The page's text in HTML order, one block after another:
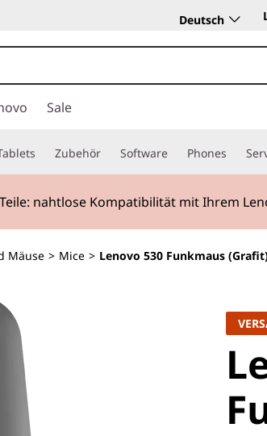
Deutsch
Sale
Zubehör Software Phones
nahtlose Kompatibilität mit Ihrem
Mäuse > Mice > Lenovo 530 Funkmaus